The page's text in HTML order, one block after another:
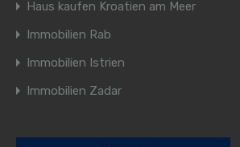
Haus kaufen Kroatien am Meer
Immobilien Rab
Immobilien Istrien
Immobilien Zadar